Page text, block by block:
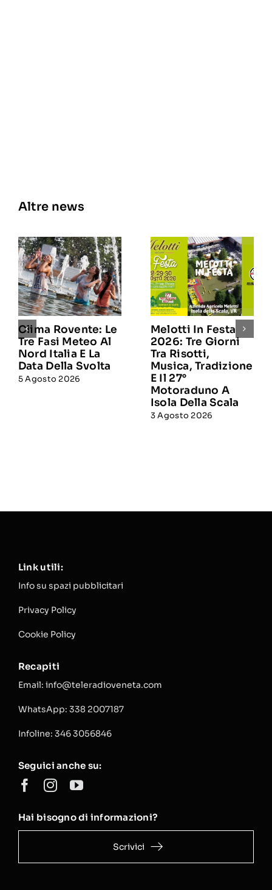
Altre news
Clima Rovente: Le
Tre Fasi Meteo Al
Nord Italia E La
Data Della Svolta
5 Agosto 2026
Melotti In Festa
2026: Tre Giorni
Tra Risotti,
Musica, Tradizione
E Il 27°
Motoraduno A
Isola Della Scala
3 Agosto 2026
Link utili:
Info su spazi pubblicitari
Privacy Policy
Cookie Policy
Recapiti
Email: info@teleradioveneta.com
WhatsApp: 338 2007187
Infoline: 346 3056846
Seguici anche su:
Hai bisogno di informazioni?
Scrivici